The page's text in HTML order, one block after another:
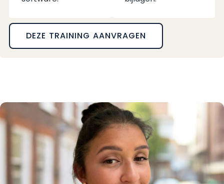
DEZE TRAINING AANVRAGEN